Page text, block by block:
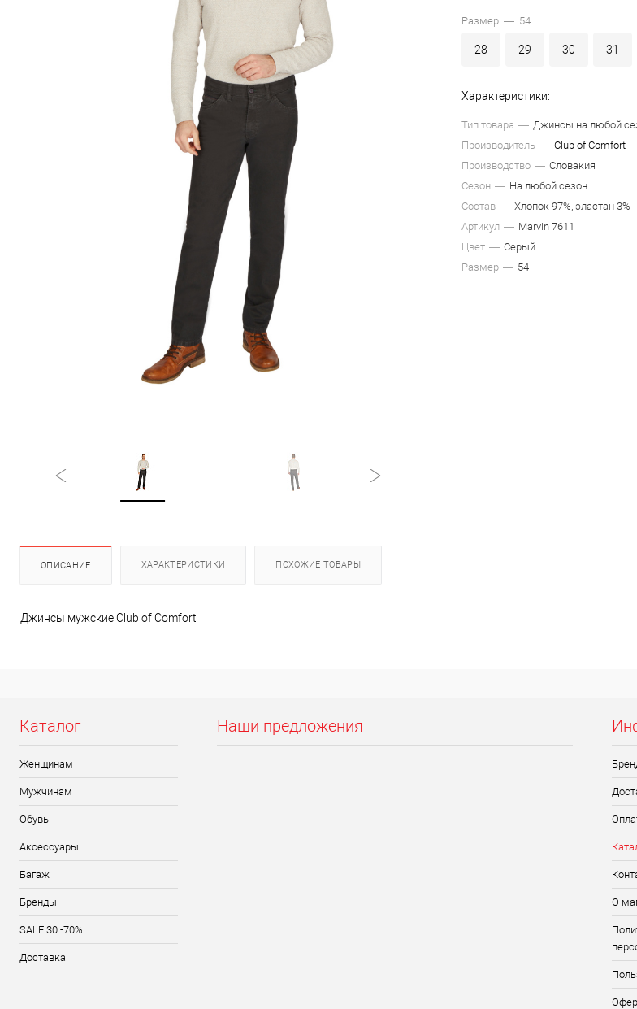
Размер — 54
28 29 30 31
Характеристики:
Тип товара
Джинсы на любой
Производитель
Club of Comfort
Производство
Словакия
Сезон
На любой сезон
Состав
Хлопок 97%, эластан 3%
Артикул
Marvin 7611
Цвет
Серый
Размер
54
ОПИСАНИЕ ХАРАКТЕРИСТИКИ ПОХОЖИЕ ТОВАРЫ
Джинсы мужские Club of Comfort
Каталог
Женщинам
Мужчинам
Обувь
Аксессуары
Багаж
Бренды
SALE 30 -70%
Доставка
Наши предложения
О